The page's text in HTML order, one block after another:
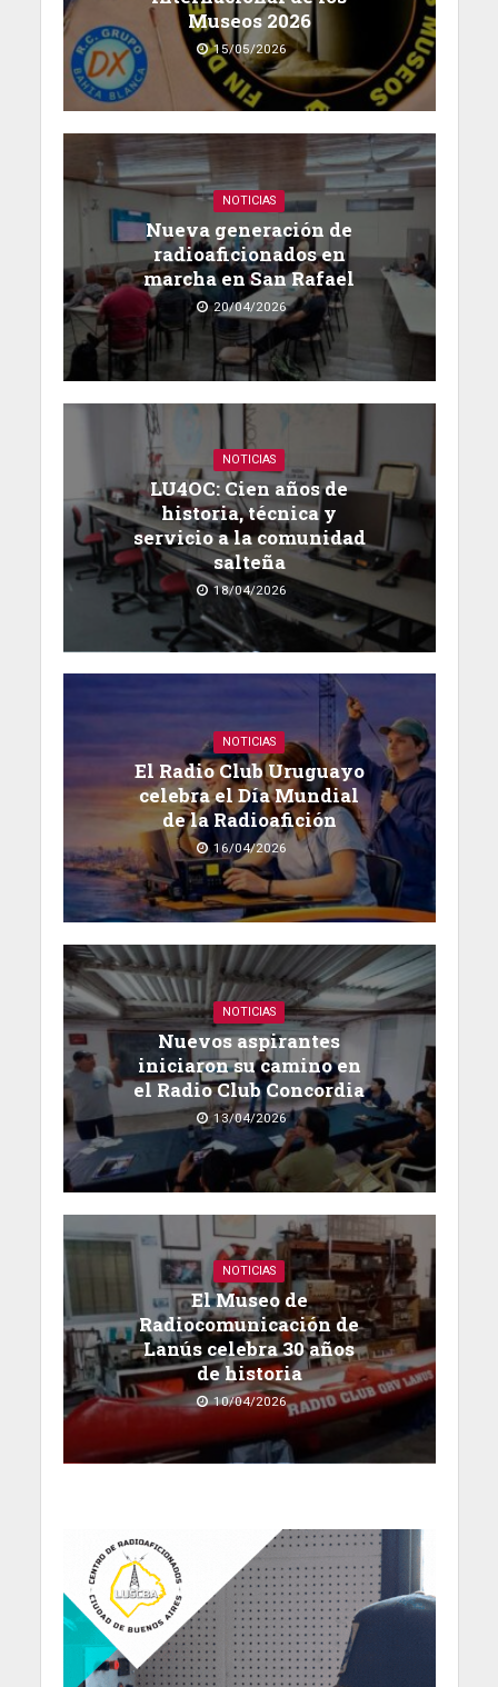
Museos 2026
15/05/2026
NOTICIAS
Nueva generación de
radioaficionados en
marcha en San Rafael
20/04/2026
NOTICIAS
LU4OC: Cien años de
historia, técnica y
servicio a la comunidad
salteña
18/04/2026
NOTICIAS
El Radio Club Uruguayo
celebra el Día Mundial
de la Radioafición
16/04/2026
NOTICIAS
Nuevos aspirantes
iniciaron su camino en
el Radio Club Concordia
13/04/2026
NOTICIAS
El Museo de
Radiocomunicación de
Lanús celebra 30 años
de historia
10/04/2026